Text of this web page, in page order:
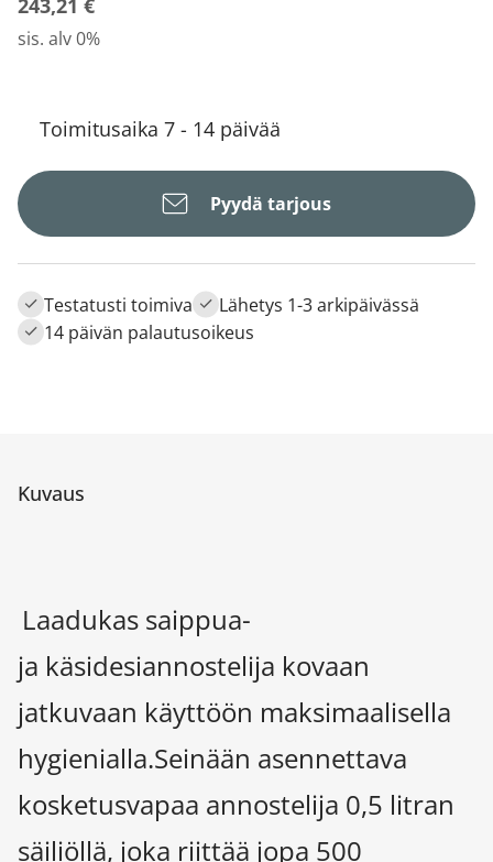
243,21 €
sis. alv 0%
Toimitusaika 7 - 14 päivää
Pyydä tarjous
Testatusti toimiva
Lähetys 1-3 arkipäivässä
14 päivän palautusoikeus
Kuvaus
Laadukas saippua-
ja käsidesiannostelija kovaan
jatkuvaan käyttöön maksimaalisella
hygienialla.Seinään asennettava
kosketusvapaa annostelija 0,5 litran
säiliöllä, joka riittää jopa 500